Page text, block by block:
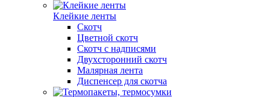
Клейкие ленты
Скотч
Цветной скотч
Скотч с надписями
Двухсторонний скотч
Малярная лента
Диспенсер для скотча